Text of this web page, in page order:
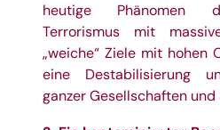
heutige Phänomen
Terrorismus mit
„weiche“ Ziele mit hohen
eine Destabilisierung
ganzer Gesellschaften und